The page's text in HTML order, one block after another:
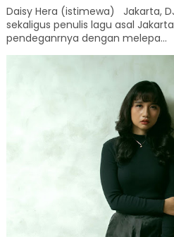
Daisy Hera (istimewa) Jakarta,
sekaligus penulis lagu asal
pendeganrnya dengan melepa...